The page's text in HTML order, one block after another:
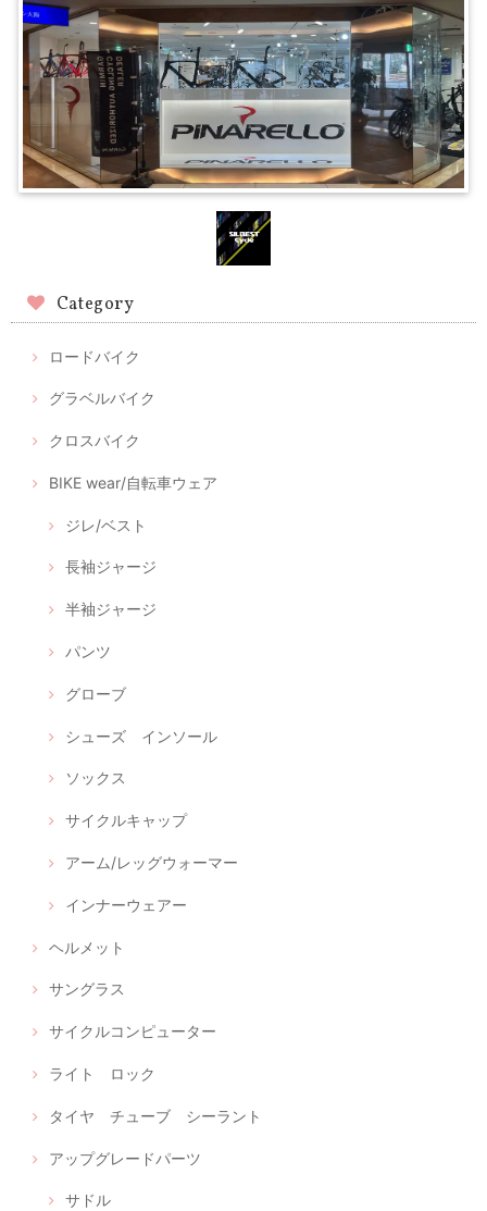
Category
ロードバイク
グラベルバイク
クロスバイク
BIKE wear/自転車ウェア
ジレ/ベスト
長袖ジャージ
半袖ジャージ
パンツ
グローブ
シューズ インソール
ソックス
サイクルキャップ
アーム/レッグウォーマー
インナーウェアー
ヘルメット
サングラス
サイクルコンピューター
ライト ロック
タイヤ チューブ シーラント
アップグレードパーツ
サドル